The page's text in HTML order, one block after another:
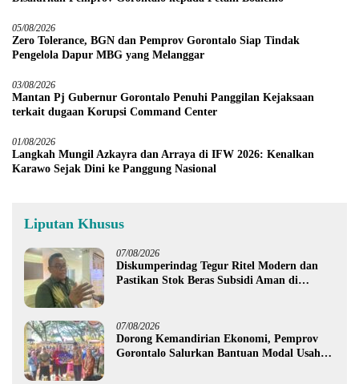
05/08/2026
Zero Tolerance, BGN dan Pemprov Gorontalo Siap Tindak
Pengelola Dapur MBG yang Melanggar
03/08/2026
Mantan Pj Gubernur Gorontalo Penuhi Panggilan Kejaksaan
terkait dugaan Korupsi Command Center
01/08/2026
Langkah Mungil Azkayra dan Arraya di IFW 2026: Kenalkan
Karawo Sejak Dini ke Panggung Nasional
Liputan Khusus
07/08/2026
Diskumperindag Tegur Ritel Modern dan
Pastikan Stok Beras Subsidi Aman di
07/08/2026
Dorong Kemandirian Ekonomi, Pemprov
Gorontalo Salurkan Bantuan Modal Usaha